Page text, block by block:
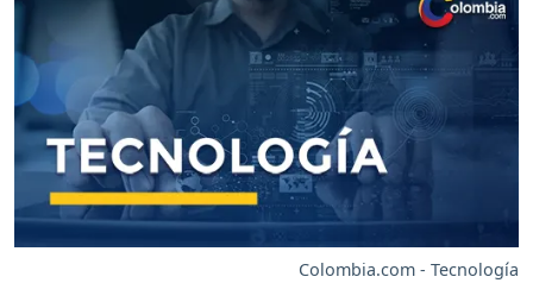
Colombia.com - Tecnología